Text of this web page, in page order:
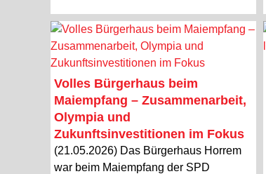
Volles Bürgerhaus beim
Maiempfang – Zusammenarbeit,
Olympia und
Zukunftsinvestitionen im Fokus
(21.05.2026) Das Bürgerhaus Horrem
war beim Maiempfang der SPD